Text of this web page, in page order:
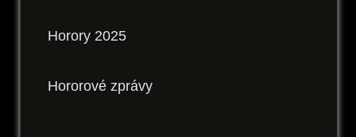
Horory 2025
Hororové zprávy